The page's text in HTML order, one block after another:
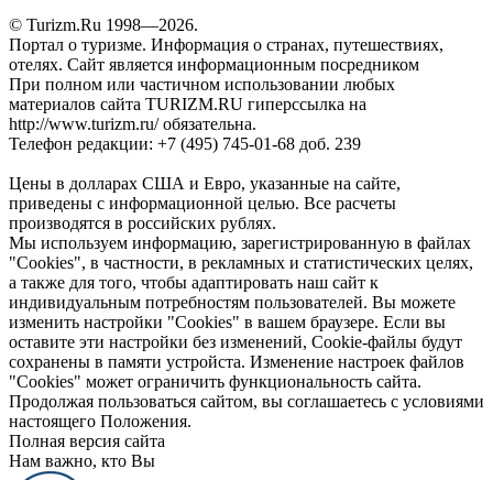
© Turizm.Ru 1998—2026.
Портал о туризме. Информация о странах, путешествиях,
отелях. Сайт является информационным посредником
При полном или частичном использовании любых
материалов сайта TURIZM.RU гиперссылка на
http://www.turizm.ru/ обязательна.
Телефон редакции: +7 (495) 745-01-68 доб. 239
Цены в долларах США и Евро, указанные на сайте,
приведены с информационной целью. Все расчеты
производятся в российских рублях.
Мы используем информацию, зарегистрированную в файлах
"Cookies", в частности, в рекламных и статистических целях,
а также для того, чтобы адаптировать наш сайт к
индивидуальным потребностям пользователей. Вы можете
изменить настройки "Cookies" в вашем браузере. Если вы
оставите эти настройки без изменений, Cookie-файлы будут
сохранены в памяти устройста. Изменение настроек файлов
"Cookies" может ограничить функциональность сайта.
Продолжая пользоваться сайтом, вы соглашаетесь с условиями
настоящего Положения.
Полная версия сайта
Нам важно, кто Вы